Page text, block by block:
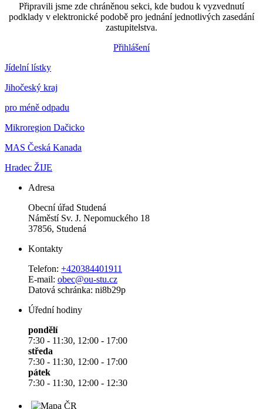
Připravili jsme zde chráněnou sekci, kde budou k vyzvednutí
podklady v elektronické podobě pro jednání jednotlivých zasedání
zastupitelstva.
Přihlášení
Jídelní lístky
Jihočeský kraj
pro méně odpadu
Mikroregion Dačicko
MAS Česká Kanada
Hradec ŽIJE
Adresa
Obecní úřad Studená
Náměstí Sv. J. Nepomuckého 18
37856, Studená
Kontakty
Telefon: +420384401911
E-mail: obec@ou-stu.cz
Datová schránka: ni8b29p
Úřední hodiny
pondělí
7:30 - 11:30, 12:00 - 17:00
středa
7:30 - 11:30, 12:00 - 17:00
pátek
7:30 - 11:30, 12:00 - 12:30